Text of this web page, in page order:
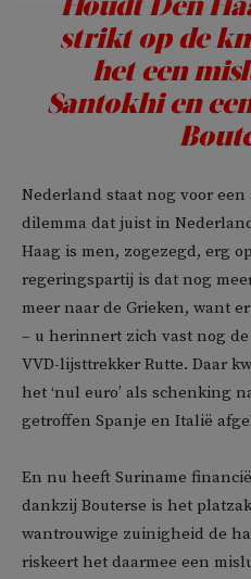
strikt op de
het een
Santokhi en
Nederland staat nog voor
dilemma dat juist in
Haag is men, zogezegd, erg
regeringspartij is dat nog
meer naar de Grieken, want
– u herinnert zich vast nog
VVD-lijsttrekker Rutte. Daar
het ‘nul euro’ als schenking
getroffen Spanje en Italië
En nu heeft Suriname
dankzij Bouterse is het
wantrouwige zuinigheid de
riskeert het daarmee een